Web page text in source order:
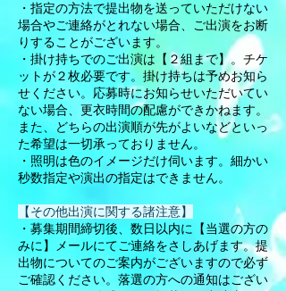
・指定の方法で提出物を送っていただけない
場合やご連絡がとれない場合、ご出演をお断
りすることがございます。
​・掛け持ちでのご出演は【２組まで】。チケ
ットが２枚必要です。掛け持ちは予めお知ら
せください。応募時にお知らせいただいてい
ない場合、更衣時間の配慮ができかねます。
また、どちらの出演順が先がよいなどといっ
た希望は一切承っておりません。
​・照明は色のイメージだけ伺います。細かい
秒数指定や演出の指定はできません。
【その他出演に関する諸注意】
・募集期間締切後、数日以内に【当選の方の
みに】メールにてご連絡をさしあげます。提
出物についてのご案内がございますので必ず
ご確認ください。落選の方への通知はござい